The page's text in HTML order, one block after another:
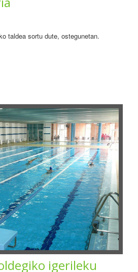
taldea sortu dute, ostegunetan.
igerileku